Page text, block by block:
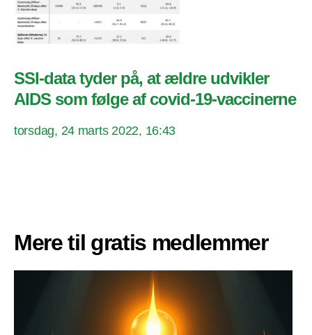
SSI-data tyder på, at ældre udvikler
AIDS som følge af covid-19-vaccinerne
torsdag, 24 marts 2022, 16:43
Mere til gratis medlemmer